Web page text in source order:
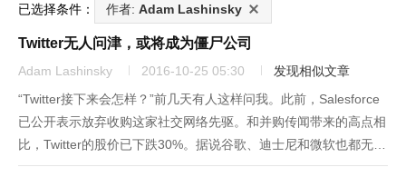
已选择条件： 作者: Adam Lashinsky
Twitter无人问津，或将成为僵尸公司
Adam Lashinsky 2016-10-25 05:30
发现相似文章
“Twitter接下来会怎样？”前几天有人这样问我。此前，Salesforce
已公开表示放弃收购这家社交网络先驱。和并购传闻带来的高点相
比，Twitter的股价已下跌30%。据说谷歌、迪士尼和微软也都无意
收购。我的第一反应是：“哦，很简单，它会变成一家僵尸公